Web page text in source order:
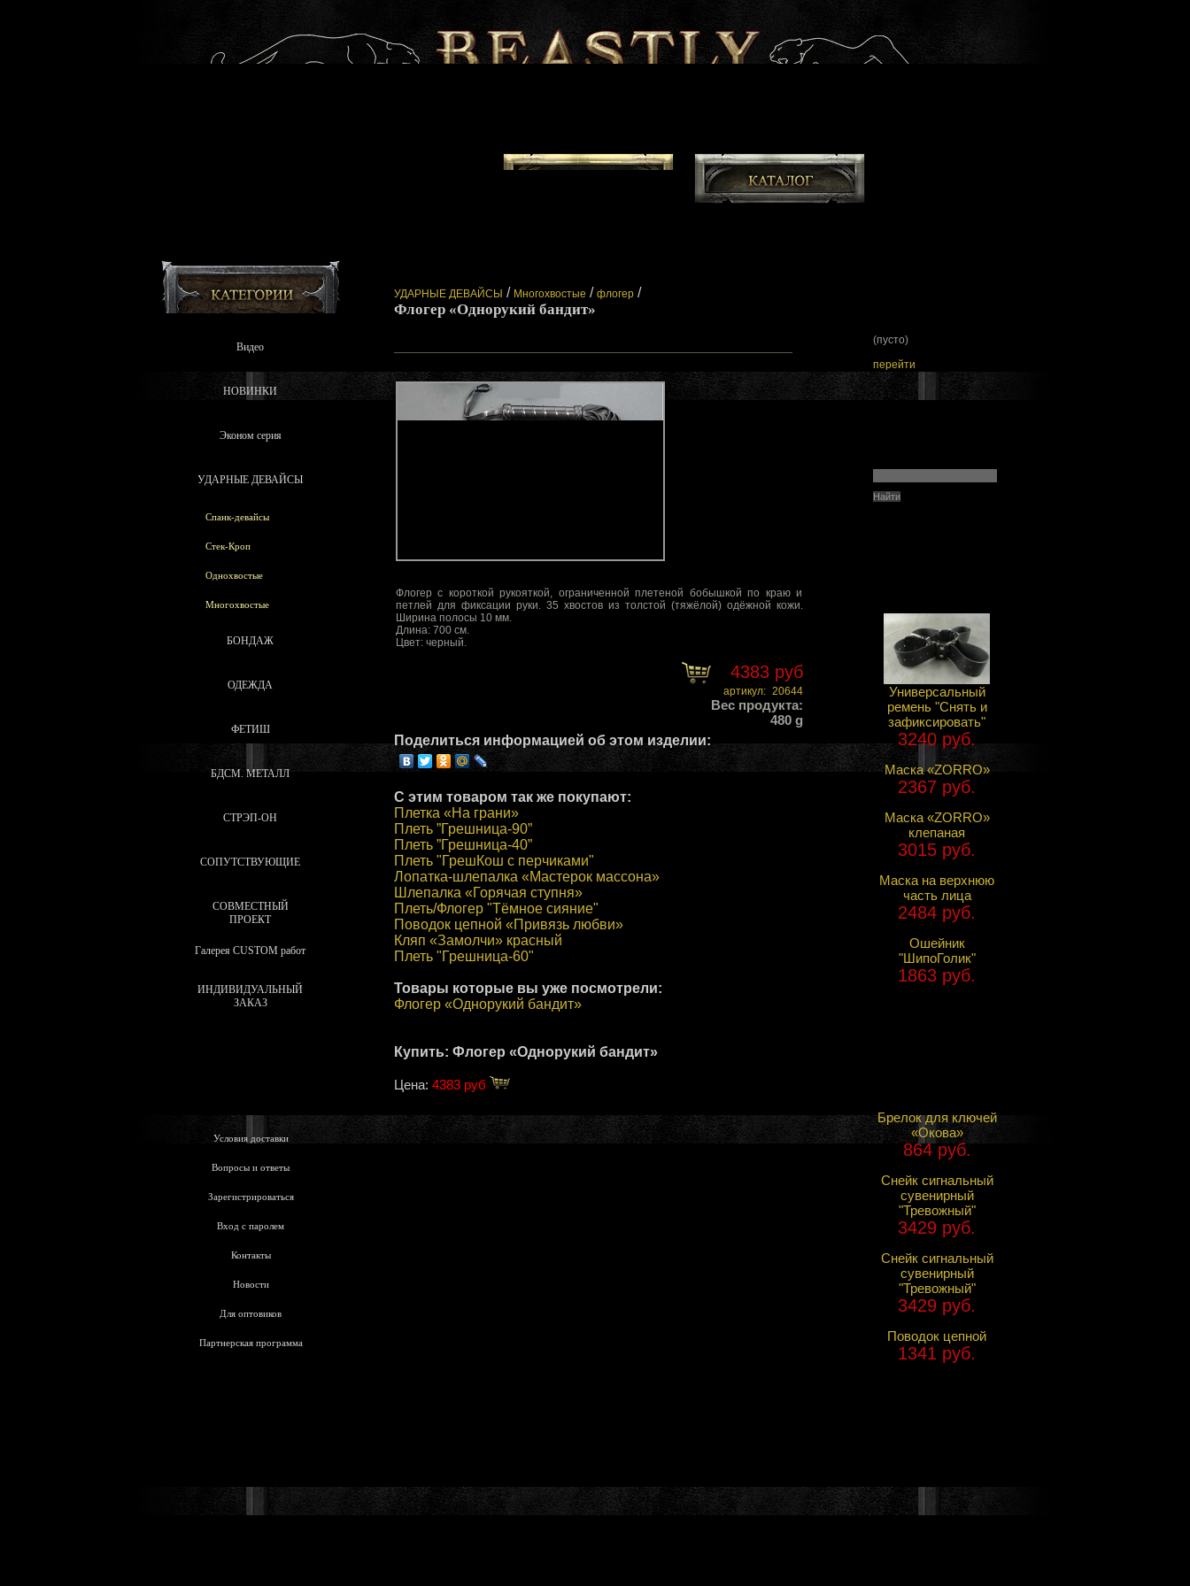
Видео
НОВИНКИ
Эконом серия
УДАРНЫЕ ДЕВАЙСЫ
Спанк-девайсы
Стек-Кроп
Однохвостые
Многохвостые
БОНДАЖ
ОДЕЖДА
ФЕТИШ
БДСМ. МЕТАЛЛ
СТРЭП-ОН
СОПУТСТВУЮЩИЕ
СОВМЕСТНЫЙ
ПРОЕКТ
Галерея CUSTOM работ
ИНДИВИДУАЛЬНЫЙ
ЗАКАЗ
Условия доставки
Вопросы и ответы
Зарегистрироваться
Вход с паролем
Контакты
Новости
Для оптовиков
Партнерская программа
УДАРНЫЕ ДЕВАЙСЫ / Многохвостые / флогер/
Флогер «Однорукий бандит»
Флогер с короткой рукояткой, ограниченной плетеной бобышкой по краю и
петлей для фиксации руки. 35 хвостов из толстой (тяжёлой) одёжной кожи.
Ширина полосы 10 мм.
Длина: 700 см.
Цвет: черный.
4383 руб
артикул: 20644
Вес продукта:
480 g
Поделиться информацией об этом изделии:
С этим товаром так же покупают:
Плетка «На грани»
Плеть ”Грешница-90”
Плеть ”Грешница-40”
Плеть "ГрешКош с перчиками"
Лопатка-шлепалка «Мастерок массона»
Шлепалка «Горячая ступня»
Плеть/Флогер "Тёмное сияние"
Поводок цепной «Привязь любви»
Кляп «Замолчи» красный
Плеть "Грешница-60"
Товары которые вы уже посмотрели:
Флогер «Однорукий бандит»
Купить: Флогер «Однорукий бандит»
Цена: 4383 руб
(пусто)
перейти
Универсальный
ремень "Снять и
зафиксировать"
3240 руб.
Маска «ZORRO»
2367 руб.
Маска «ZORRO»
клепаная
3015 руб.
Маска на верхнюю
часть лица
2484 руб.
Ошейник
"ШипоГолик"
1863 руб.
Брелок для ключей
«Окова»
864 руб.
Снейк сигнальный
сувенирный
"Тревожный"
3429 руб.
Снейк сигнальный
сувенирный
"Тревожный"
3429 руб.
Поводок цепной
1341 руб.